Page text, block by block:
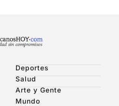
Deportes
Salud
Arte y Gente
Mundo